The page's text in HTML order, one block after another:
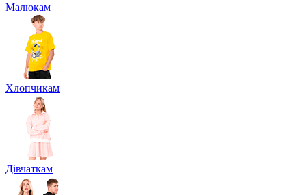
Малюкам
Хлопчикам
Дівчаткам